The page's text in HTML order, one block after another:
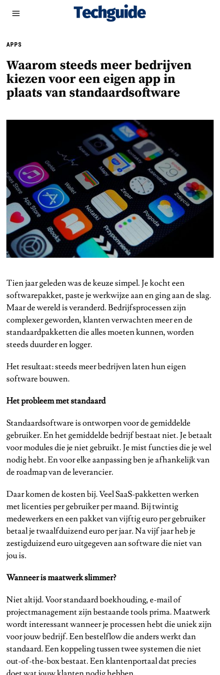
APPS
Waarom steeds meer bedrijven
kiezen voor een eigen app in
plaats van standaardsoftware
Tien jaar geleden was de keuze simpel. Je kocht een
softwarepakket, paste je werkwijze aan en ging aan de slag.
Maar de wereld is veranderd. Bedrijfsprocessen zijn
complexer geworden, klanten verwachten meer en de
standaardpakketten die alles moeten kunnen, worden
steeds duurder en logger.
Het resultaat: steeds meer bedrijven laten hun eigen
software bouwen.
Het probleem met standaard
Standaardsoftware is ontworpen voor de gemiddelde
gebruiker. En het gemiddelde bedrijf bestaat niet. Je betaalt
voor modules die je niet gebruikt. Je mist functies die je wel
nodig hebt. En voor elke aanpassing ben je afhankelijk van
de roadmap van de leverancier.
Daar komen de kosten bij. Veel SaaS-pakketten werken
met licenties per gebruiker per maand. Bij twintig
medewerkers en een pakket van vijftig euro per gebruiker
betaal je twaalfduizend euro per jaar. Na vijf jaar heb je
zestigduizend euro uitgegeven aan software die niet van
jou is.
Wanneer is maatwerk slimmer?
Niet altijd. Voor standaard boekhouding, e-mail of
projectmanagement zijn bestaande tools prima. Maatwerk
wordt interessant wanneer je processen hebt die uniek zijn
voor jouw bedrijf. Een bestelflow die anders werkt dan
standaard. Een koppeling tussen twee systemen die niet
out-of-the-box bestaat. Een klantenportaal dat precies